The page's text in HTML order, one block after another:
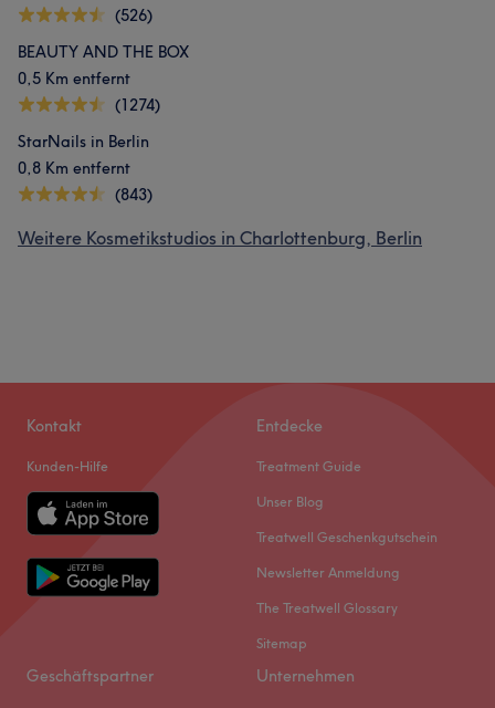
(526)
BEAUTY AND THE BOX
0,5 Km entfernt
(1274)
StarNails in Berlin
0,8 Km entfernt
(843)
Weitere Kosmetikstudios in Charlottenburg, Berlin
Kontakt
Kunden-Hilfe
Entdecke
Treatment Guide
Unser Blog
Treatwell Geschenkgutschein
Newsletter Anmeldung
The Treatwell Glossary
Sitemap
Geschäftspartner Unternehmen